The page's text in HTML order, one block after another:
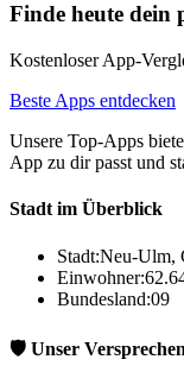
Finde heute dein
Kostenloser App-
Beste Apps entdecken
Unsere Top-Apps
App zu dir passt und
Stadt im Überblick
Stadt:Neu-Ulm,
Einwohner:
Bundesland:09
🛡️ Unser Versprechen